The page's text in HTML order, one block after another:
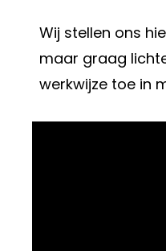
Wij stellen ons
maar graag
werkwijze toe in